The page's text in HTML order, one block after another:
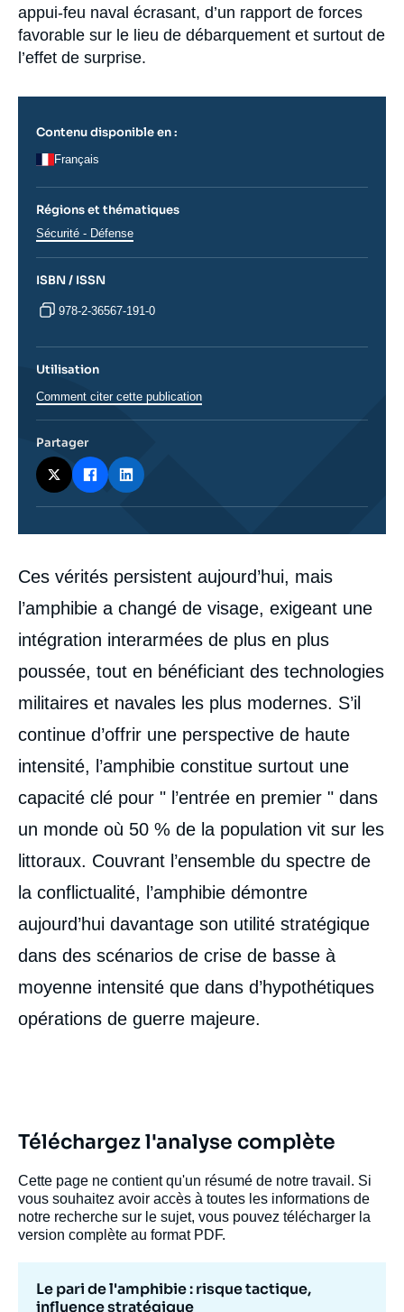
appui-feu naval écrasant, d’un rapport de forces
favorable sur le lieu de débarquement et surtout de
l’effet de surprise.
Corps
analyses
Ces vérités persistent aujourd’hui, mais
l’amphibie a changé de visage, exigeant une
intégration interarmées de plus en plus
poussée, tout en bénéficiant des technologies
militaires et navales les plus modernes. S’il
continue d’offrir une perspective de haute
intensité, l’amphibie constitue surtout une
capacité clé pour " l’entrée en premier " dans
un monde où 50 % de la population vit sur les
littoraux. Couvrant l’ensemble du spectre de
la conflictualité, l’amphibie démontre
aujourd’hui davantage son utilité stratégique
dans des scénarios de crise de basse à
moyenne intensité que dans d’hypothétiques
opérations de guerre majeure.
Contenu disponible en :
Français
Régions et thématiques
Thématiques
Sécurité - Défense
ISBN / ISSN
978-2-36567-191-0
Utilisation
Comment citer cette publication
Partager
Téléchargez l'analyse complète
Cette page ne contient qu'un résumé de notre travail. Si
vous souhaitez avoir accès à toutes les informations de
notre recherche sur le sujet, vous pouvez télécharger la
version complète au format PDF.
Le pari de l'amphibie : risque tactique,
influence stratégique